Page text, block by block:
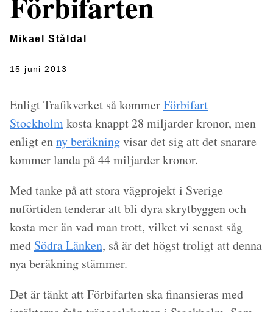
Mikael Ståldal
15 juni 2013
Enligt Trafikverket så kommerFörbifart
Stockholmkosta knappt 28 miljarder kronor, men
enligt enny beräkningvisar det sig att det snarare
kommer landa på 44 miljarder kronor.
Med tanke på att stora vägprojekt i Sverige
nuförtiden tenderar att bli dyra skrytbyggen och
kosta mer än vad man trott, vilket vi senast såg
med Södra Länken, så är det högst troligt att denna
nya beräkning stämmer.
Det är tänkt att Förbifarten ska finansieras med